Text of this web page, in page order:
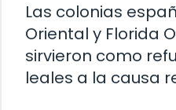
Las colonias
Oriental y Florida
sirvieron como
leales a la causa